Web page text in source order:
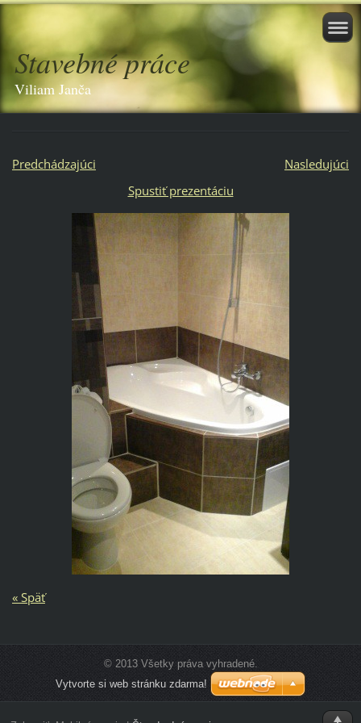
Stavebné práce
Viliam Janča
Predchádzajúci
Nasledujúci
Spustiť prezentáciu
« Späť
© 2013 Všetky práva vyhradené.
Vytvorte si web stránku zdarma!